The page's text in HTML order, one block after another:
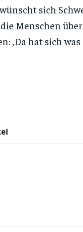
sich
Menschen
‚Da hat sich